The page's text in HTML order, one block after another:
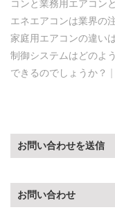
コンと業務用エアコン
エネエアコンは業界の
家庭用エアコンの違い
制御システムはどのよ
できるのでしょうか？ |
お問い合わせを送信
お問い合わせ